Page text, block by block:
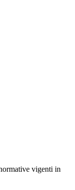
vigenti in